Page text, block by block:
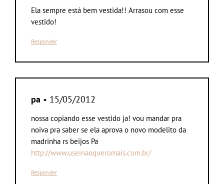
Ela sempre está bem vestida!! Arrasou com esse
vestido!
Responder
pa • 15/05/2012
nossa copiando esse vestido ja! vou mandar pra
noiva pra saber se ela aprova o novo modelito da
madrinha rs beijos Pa
http://www.useinaoqueromais.com.br/
Responder